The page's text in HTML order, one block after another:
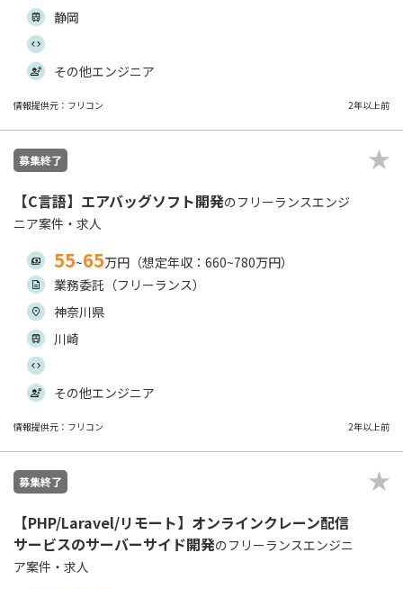
静岡
その他エンジニア
情報提供元：フリコン 2年以上前
募集終了
【C言語】エアバッグソフト開発のフリーランスエンジ
ニア案件・求人
55~65万円（想定年収：660~780万円）
業務委託（フリーランス）
神奈川県
川崎
その他エンジニア
情報提供元：フリコン 2年以上前
募集終了
【PHP/Laravel/リモート】オンラインクレーン配信
サービスのサーバーサイド開発のフリーランスエンジニ
ア案件・求人